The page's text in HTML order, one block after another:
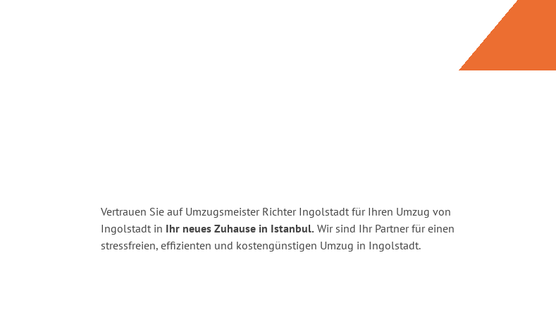
Vertrauen Sie auf Umzugsmeister Richter Ingolstadt für Ihren Umzug von
Ingolstadt in Ihr neues Zuhause in Istanbul. Wir sind Ihr Partner für einen
stressfreien, effizienten und kostengünstigen Umzug in Ingolstadt.